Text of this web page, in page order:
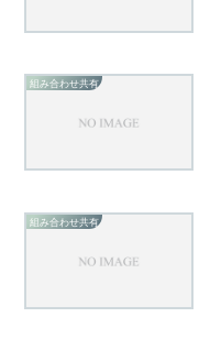
組み合わせ共有
組み合わせ共有